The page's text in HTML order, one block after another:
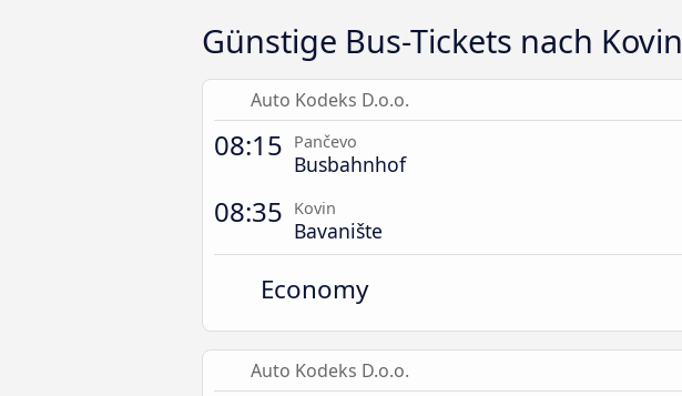
Günstige Bus-Tickets nach Kovin
Auto Kodeks D.o.o.
08:15 Pančevo
Busbahnhof
08:35 Kovin
Bavanište
Economy
Auto Kodeks D.o.o.